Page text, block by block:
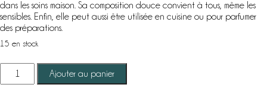
dans les soins maison. Sa composition douce convient à tous, même les
sensibles. Enfin, elle peut aussi être utilisée en cuisine ou pour parfumer
des préparations.
15 en stock
quantité
Ajouter au panier